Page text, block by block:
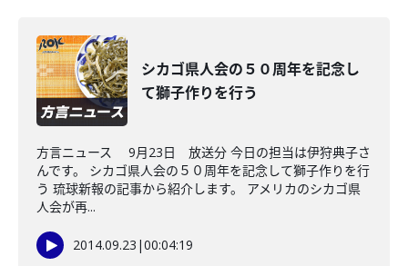
シカゴ県人会の５０周年を記念し
て獅子作りを行う
方言ニュース 9月23日 放送分 今日の担当は伊狩典子さ
んです。 シカゴ県人会の５０周年を記念して獅子作りを行
う 琉球新報の記事から紹介します。 アメリカのシカゴ県
人会が再...
2014.09.23 |00:04:19